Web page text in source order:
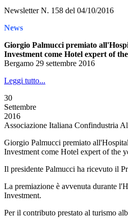
Newsletter N. 158 del 04/10/2016
News
Giorgio Palmucci premiato
Investment come Hotel expert of
Bergamo 29 settembre 2016
Leggi tutto...
30
Settembre
2016
Associazione Italiana Confindustria
Giorgio Palmucci premiato
Investment come Hotel expert of the
Il presidente Palmucci ha ricevuto il
La premiazione è avvenuta durante
Investment.
Per il contributo prestato al turismo